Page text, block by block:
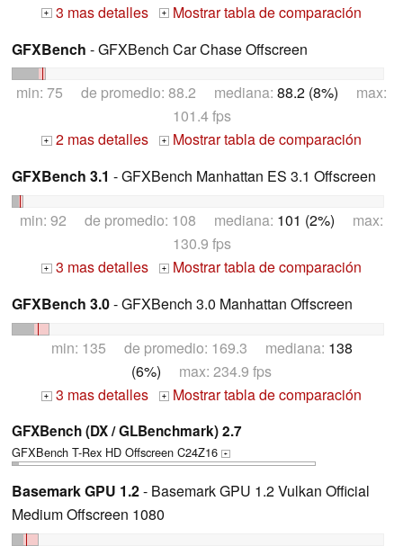
+ 3 mas detalles +
Mostrar tabla de comparación
GFXBench - GFXBench Car Chase Offscreen
min: 75 de promedio: 88.2 mediana: 88.2 (8%) max:
101.4 fps
+ 2 mas detalles +
Mostrar tabla de comparación
GFXBench 3.1 - GFXBench Manhattan ES 3.1 Offscreen
min: 92 de promedio: 108 mediana: 101 (2%) max:
130.9 fps
+ 3 mas detalles +
Mostrar tabla de comparación
GFXBench 3.0- GFXBench 3.0 Manhattan Offscreen
min: 135 de promedio: 169.3 mediana: 138
(6%) max: 234.9 fps
+ 3 mas detalles + Mostrar tabla de comparación
GFXBench (DX / GLBenchmark) 2.7
GFXBench T-Rex HD Offscreen C24Z16 +
Basemark GPU 1.2- Basemark GPU 1.2 Vulkan Official
Medium Offscreen 1080